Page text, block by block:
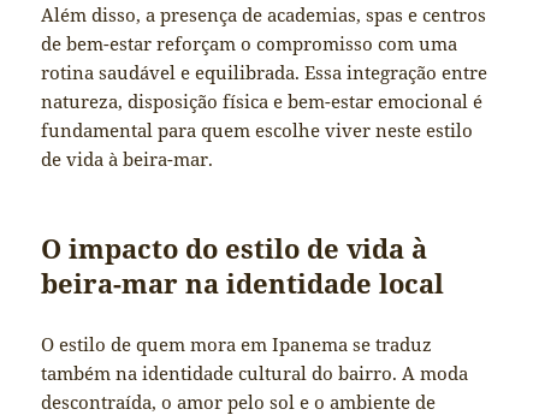
Além disso, a presença de academias, spas e centros
de bem-estar reforçam o compromisso com uma
rotina saudável e equilibrada. Essa integração entre
natureza, disposição física e bem-estar emocional é
fundamental para quem escolhe viver neste estilo
de vida à beira-mar.
O impacto do estilo de vida à
beira-mar na identidade local
O estilo de quem mora em Ipanema se traduz
também na identidade cultural do bairro. A moda
descontraída, o amor pelo sol e o ambiente de